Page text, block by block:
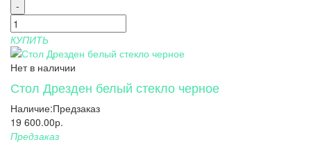
-
КУПИТЬ
Нет в наличии
Стол Дрезден белый стекло черное
Наличие:Предзаказ
19 600.00р.
Предзаказ